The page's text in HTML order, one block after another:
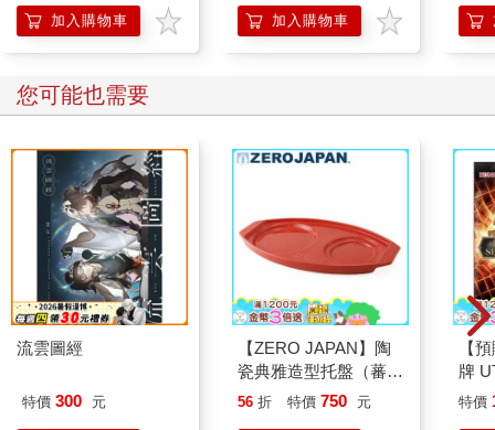
加入購物車 加入購物車
您可能也需要
流雲圖經
特價 300 元
【ZERO JAPAN】陶
瓷典雅造型托盤（蕃茄
紅）
56 折 特價 750 元
【
牌
特價